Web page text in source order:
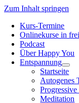
Zum Inhalt springen
Kurs-Termine
Onlinekurse in
Podcast
Über Happy You
Entspannung
Startseite
Autogenes
Meditation